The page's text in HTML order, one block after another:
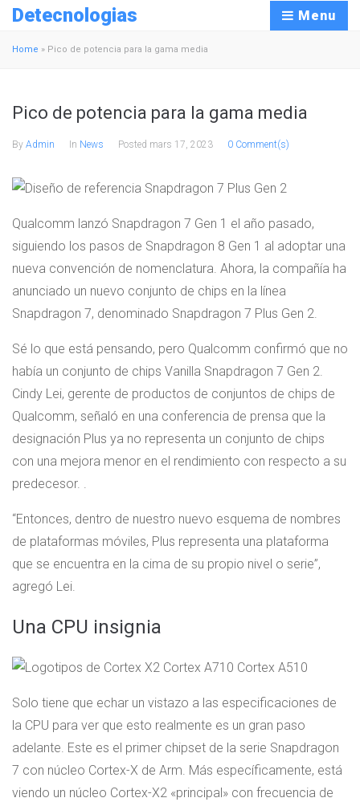
Detecnologias Menu
Home » Pico de potencia para la gama media
Pico de potencia para la gama media
By Admin In News Posted mars 17, 2023 0 Comment(s)
Qualcomm lanzó Snapdragon 7 Gen 1 el año pasado,
siguiendo los pasos de Snapdragon 8 Gen 1 al adoptar una
nueva convención de nomenclatura. Ahora, la compañía ha
anunciado un nuevo conjunto de chips en la línea
Snapdragon 7, denominado Snapdragon 7 Plus Gen 2.
Sé lo que está pensando, pero Qualcomm confirmó que no
había un conjunto de chips Vanilla Snapdragon 7 Gen 2.
Cindy Lei, gerente de productos de conjuntos de chips de
Qualcomm, señaló en una conferencia de prensa que la
designación Plus ya no representa un conjunto de chips
con una mejora menor en el rendimiento con respecto a su
predecesor. .
“Entonces, dentro de nuestro nuevo esquema de nombres
de plataformas móviles, Plus representa una plataforma
que se encuentra en la cima de su propio nivel o serie”,
agregó Lei.
Una CPU insignia
Solo tiene que echar un vistazo a las especificaciones de
la CPU para ver que esto realmente es un gran paso
adelante. Este es el primer chipset de la serie Snapdragon
7 con núcleo Cortex-X de Arm. Más específicamente, está
viendo un núcleo Cortex-X2 «principal» con frecuencia de